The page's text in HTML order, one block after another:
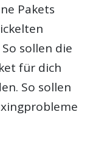
Pakets
sollen die
für dich
So sollen